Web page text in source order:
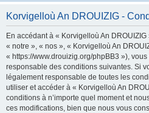
Korvigelloù An DROUIZIG -
En accédant à « Korvigelloù An
« notre », « nos », « Korvigelloù An
« https://www.drouizig.org/phpBB3 »),
responsable des conditions suivantes. Si
légalement responsable de toutes les
utiliser et accéder à « Korvigelloù An
conditions à n’importe quel moment et
ces modifications, bien que nous vous